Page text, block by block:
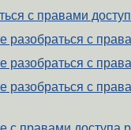
с правами
разобраться с
разобраться с
разобраться с